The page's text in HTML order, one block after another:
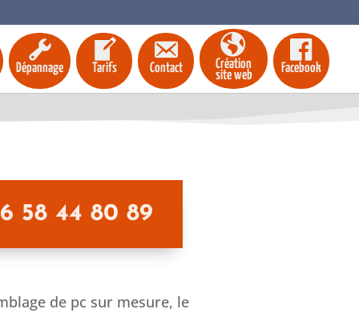
Dépannage Tarifs Contact
Création
site web
Facebook
58 44 80 89
de pc sur mesure, le